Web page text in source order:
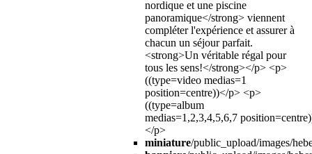
nordique et une piscine
panoramique</strong> viennent
compléter l'expérience et assurer à
chacun un séjour parfait.
<strong>Un véritable régal pour
tous les sens!</strong></p> <p>
((type=video medias=1
position=centre))</p> <p>
((type=album
medias=1,2,3,4,5,6,7
</p>
miniature/public_upload/images/